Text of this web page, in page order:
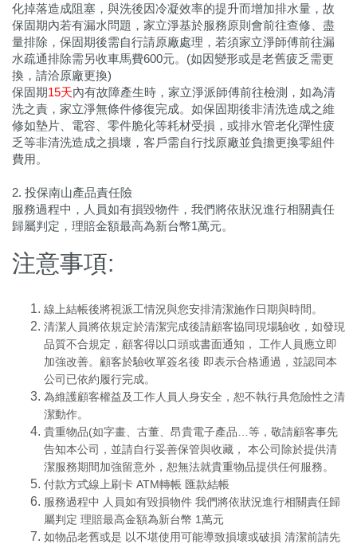
化掉落造成阻塞，與洗後因冷凝效率的提升而增加排水量，故
保固期內若有漏水問題，家立淨基於服務原則會前往查修、盡
量排除，保固期後需自行請原廠處理，若須家立淨師傅前往漏
水疏通排除需另收車馬費600元。(如因變形或是老舊疲乏需更
換，請洽原廠更換)
保固期15天內有故障產生時，家立淨派師傅前往檢測，如為清
洗之責，家立淨無條件修復完成。如保固期後非清洗造成之維
修如墊片、電容、零件脆化等耗材受損，或排水管老化彈性疲
乏等非清洗造成之損壞，客戶需自行找原廠並負擔更換零組件
費用。
2. 投保南山產品責任險
服務過程中，人員如有損毀物件，我們將依狀況進行相關責任
歸屬判定，理賠金額最高為新台幣1萬元。
注意事項:
線上結帳後將視派工情況與您安排清潔施作日期與時間。
清潔人員將依規定於清潔完成後請顧客協同現場驗收，如發現
品質不合規定，顧客得以口頭或書面通知， 工作人員應立即
加強改善。顧客於驗收單簽名後 即表示合格通過，並認同本
公司已依約履行完成。
為維護顧客權益及工作人員人身安全，恕不執行具危險性之清
潔動作。
貴重物品(如字畫、古董、昂貴電子產品…等，敬請顧客事先
告知本公司，並請自行妥善保管與收藏， 本公司除於提供清
潔服務期間加強留意外，恕無法就貴重物品提供任何服務。
付款方式線上刷卡 ATM轉帳 匯款結帳
服務過程中 人員如有毀損物件 我們將依狀況進行相關責任歸
屬判定 理賠最高金額為新台幣 1萬元
如物品老舊或是 以不堪使用可能導致損壞或破損 清潔前請先